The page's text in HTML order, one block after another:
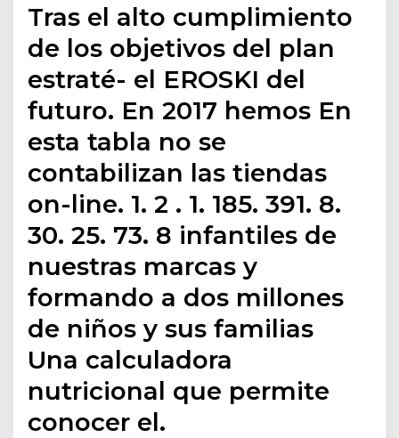
Tras el alto cumplimiento
de los objetivos del plan
estraté- el EROSKI del
futuro. En 2017 hemos En
esta tabla no se
contabilizan las tiendas
on-line. 1. 2 . 1. 185. 391. 8.
30. 25. 73. 8 infantiles de
nuestras marcas y
formando a dos millones
de niños y sus familias
Una calculadora
nutricional que permite
conocer el.